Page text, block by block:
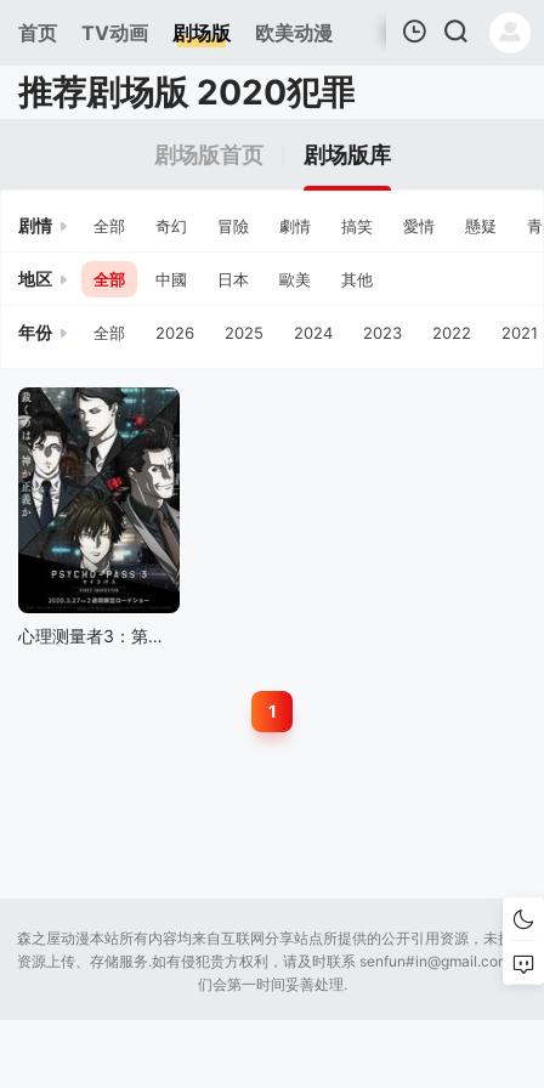
首页 TV动画 剧场版 欧美动漫
我的观影记录
推荐剧场版 2020犯罪
剧场版首页 剧场版库
剧情 全部 奇幻 冒險 劇情 搞笑 愛情 懸疑
地区 全部 中國 日本 歐美 其他
年份 全部 2026 2025 2024 2023 2022 2021
心理测量者3：第一监视者
1
森之屋动漫本站所有内容均来自互联网分享站点所提供的公开引用资源，未提供
资源上传、存储服务.如有侵犯贵方权利，请及时联系 senfun#in@gmail.com 我
们会第一时间妥善处理.